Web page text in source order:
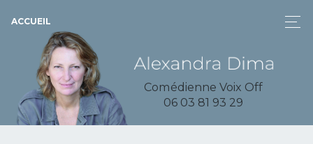
ACCUEIL
Comédienne Voix Off
06 03 81 93 29